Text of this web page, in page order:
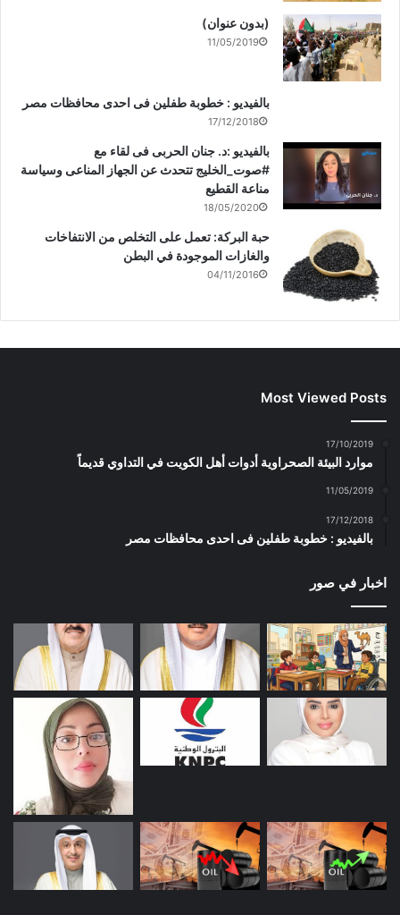
(بدون عنوان)
11/05/2019
بالفيديو : خطوبة طفلين فى احدى محافظات مصر
17/12/2018
بالفيديو :د. جنان الحربى فى لقاء مع
#صوت_الخليج تتحدث عن الجهاز المناعى وسياسة
مناعة القطيع
18/05/2020
حبة البركة: تعمل على التخلص من الانتفاخات
والغازات الموجودة في البطن
04/11/2016
Most Viewed Posts
17/10/2019
موارد البيئة الصحراوية أدوات أهل الكويت في التداوي قديماً
11/05/2019
17/12/2018
بالفيديو : خطوبة طفلين فى احدى محافظات مصر
اخبار في صور